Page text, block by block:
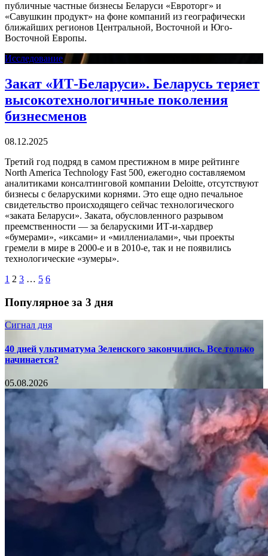
публичные частные бизнесы Беларуси «Евроторг» и
«Савушкин продукт» на фоне компаний из географически
ближайших регионов Центральной, Восточной и Юго-
Восточной Европы.
Исследование
Закат «ИТ-Беларуси». Беларусь теряет
высокотехнологичные поколения
бизнесменов
08.12.2025
Третий год подряд в самом престижном в мире рейтинге
North America Technology Fast 500, ежегодно составляемом
аналитиками консалтинговой компании Deloitte, отсутствуют
бизнесы с беларускими корнями. Это еще одно печальное
свидетельство происходящего сейчас технологического
«заката Беларуси». Заката, обусловленного разрывом
преемственности — за беларускими ИТ-и-хардвер
«бумерами», «иксами» и «миллениалами», чьи проекты
гремели в мире в 2000-е и в 2010-е, так и не появились
технологические «зумеры».
1 2 3 … 5 6
Популярное за 3 дня
Сигнал дня
40 дней ультиматума Зеленского закончились. Все только
начинается?
05.08.2026